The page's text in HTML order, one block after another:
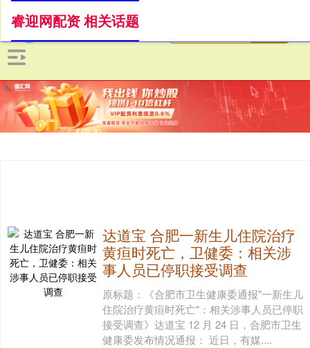
睿迎网配资 相关话题
达道宝 合肥一新生儿住院治疗
黄疸时死亡，卫健委：相关涉
事人员已停职接受调查
原标题：《合肥市卫生健康委通报"一新生儿
住院治疗黄疸时死亡"：相关涉事人员已停职
接受调查》达道宝 12 月 24 日，合肥市卫生
健康委发布情况通报： 近日，有媒....